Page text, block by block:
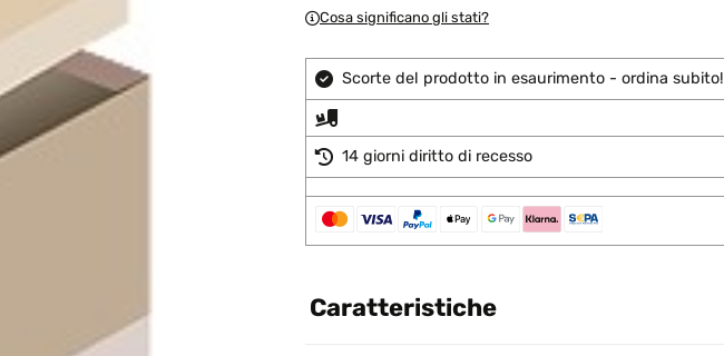
Cosa significano gli stati?
Scorte del prodotto in esaurimento - ordina subito!
14 giorni diritto di recesso
Caratteristiche